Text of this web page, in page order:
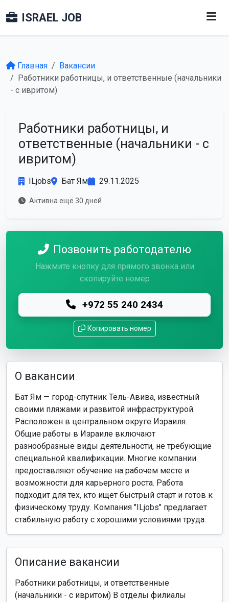
ISRAEL JOB
Главная
Вакансии
Работники работницы, и ответственные (начальники
- с ивритом)
Работники работницы, и
ответственные (начальники - с
ивритом)
ILjobs Бат Ям 29.11.2025
Активна ещё 30 дней
Позвонить работодателю
Нажмите кнопку для прямого звонка или
скопируйте номер
+972 55 240 2434
Копировать номер
О вакансии
Бат Ям — город-спутник Тель-Авива, известный
своими пляжами и развитой инфраструктурой.
Расположен в центральном округе Израиля.
Общие работы в Израиле включают
разнообразные виды деятельности, не требующие
специальной квалификации. Многие компании
предоставляют обучение на рабочем месте и
возможности для карьерного роста. Работа
подходит для тех, кто ищет быстрый старт и готов к
физическому труду. Компания "ILjobs" предлагает
стабильную работу с хорошими условиями труда.
Описание вакансии
Работники работницы, и ответственные
(начальники - с ивритом) В отделы филиалы